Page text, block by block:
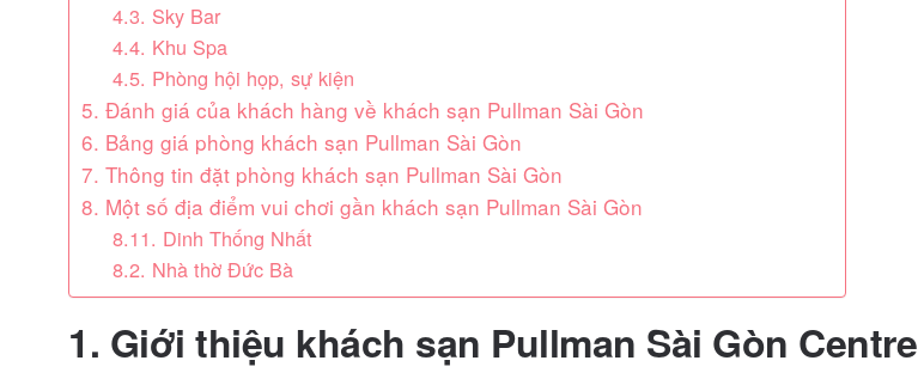
4.3. Sky Bar
4.4. Khu Spa
4.5. Phòng hội họp, sự kiện
5. Đánh giá của khách hàng về khách sạn Pullman Sài Gòn
6. Bảng giá phòng khách sạn Pullman Sài Gòn
7. Thông tin đặt phòng khách sạn Pullman Sài Gòn
8. Một số địa điểm vui chơi gần khách sạn Pullman Sài Gòn
8.11. Dinh Thống Nhất
8.2. Nhà thờ Đức Bà
1. Giới thiệu khách sạn Pullman Sài Gòn Centre